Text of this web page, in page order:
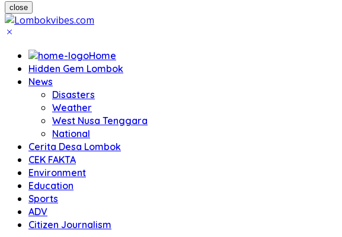
close
Home
Hidden Gem Lombok
News
Disasters
Weather
West Nusa Tenggara
National
Cerita Desa Lombok
CEK FAKTA
Environment
Education
Sports
ADV
Citizen Journalism